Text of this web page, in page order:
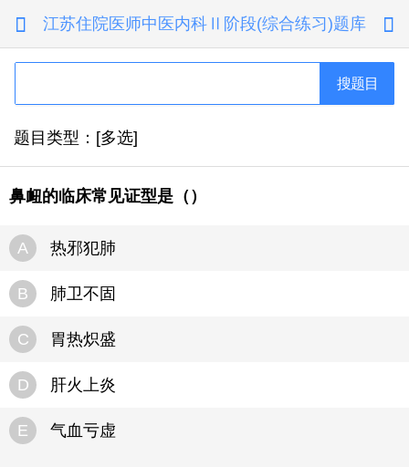
 江苏住院医师中医内科Ⅱ阶段(综合练习)题库 
搜题目
题目类型：[多选]
鼻衄的临床常见证型是（）
A 热邪犯肺
B 肺卫不固
C 胃热炽盛
D 肝火上炎
E 气血亏虚